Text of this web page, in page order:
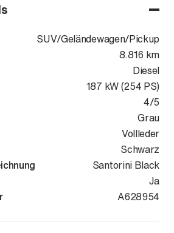
SUV/Geländewagen/Pickup
8.816 km
Diesel
187 kW (254 PS)
4/5
Grau
Vollleder
Schwarz
Santorini Black
Ja
SAL1A2BW0TA628954